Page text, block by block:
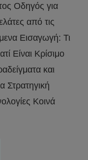
Οδηγός για
από τις
Εισαγωγή: Τι
Είναι Κρίσιμο
και
Κοινά